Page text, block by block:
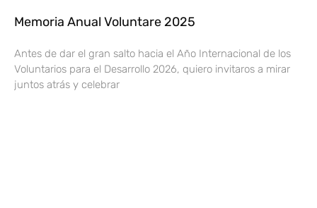
Memoria Anual Voluntare 2025
Antes de dar el gran salto hacia el Año Internacional de los
Voluntarios para el Desarrollo 2026, quiero invitaros a mirar
juntos atrás y celebrar